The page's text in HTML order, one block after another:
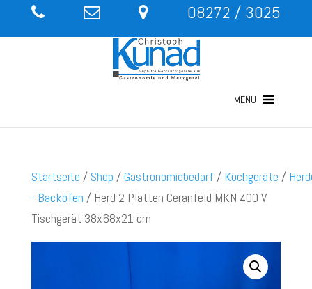
08272 / 3025
MENÜ
Startseite / Shop /Gastronomiebedarf / Kochgeräte /
- Backöfen / Herd 2 Platten Ceranfeld MKN 400 V
Tischgerät 38x68x21 cm